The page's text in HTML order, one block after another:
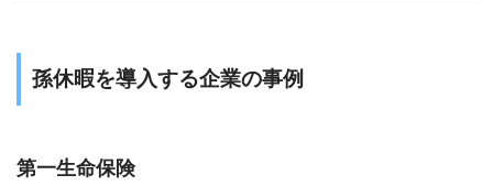
孫休暇を導入する企業の事例
第一生命保険